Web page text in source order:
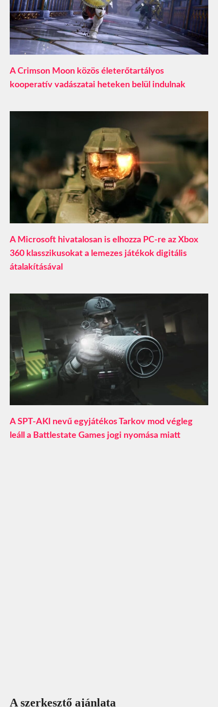
A Crimson Moon közös életerőtartályos
kooperatív vadászatai heteken belül indulnak
A Microsoft hivatalosan is elhozza PC-re az Xbox
360 klasszikusokat a lemezes játékok digitális
átalakításával
A SPT-AKI nevű egyjátékos Tarkov mod végleg
leáll a Battlestate Games jogi nyomása miatt
A szerkesztő ajánlata